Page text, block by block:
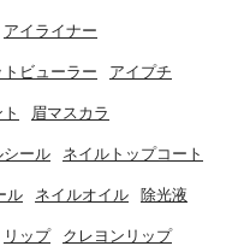
アイライナー
トビューラー アイプチ
眉マスカラ
シール ネイルトップコート
ル ネイルオイル 除光液
リップ クレヨンリップ